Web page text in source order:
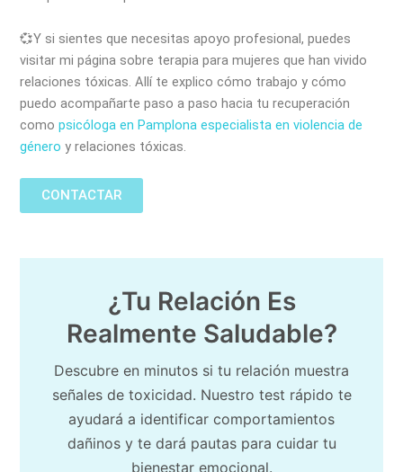
💞Y si sientes que necesitas apoyo profesional, puedes
visitar mi página sobre terapia para mujeres que han vivido
relaciones tóxicas. Allí te explico cómo trabajo y cómo
puedo acompañarte paso a paso hacia tu recuperación
comopsicóloga en Pamplona especialista en violencia de
género y relaciones tóxicas.
CONTACTAR
¿Tu Relación Es
Realmente Saludable?
Descubre en minutos si tu relación muestra
señales de toxicidad. Nuestro test rápido te
ayudará a identificar comportamientos
dañinos y te dará pautas para cuidar tu
bienestar emocional.